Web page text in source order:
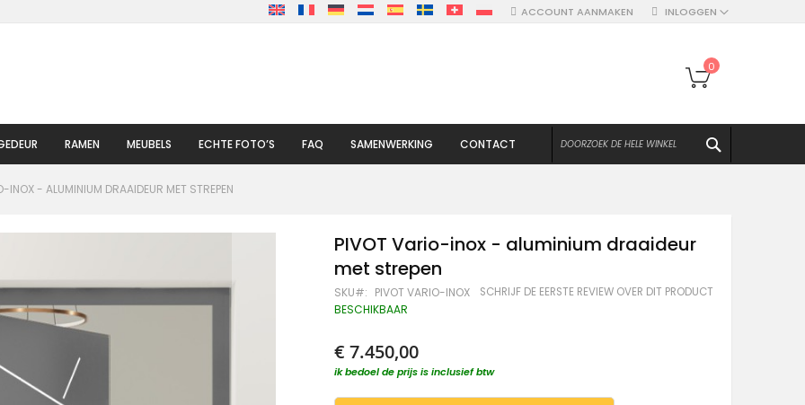
INLOGGEN
ACCOUNT AANMAKEN
Winkelwagen
0
RAMEN MEUBELS ECHTE FOTO’S FAQ SAMENWERKING CONTACT
INOX - ALUMINIUM DRAAIDEUR MET STREPEN
PIVOT Vario-inox - aluminium draaideur
met strepen
SKU PIVOT VARIO-INOX SCHRIJF DE EERSTE REVIEW OVER DIT PRODUCT
BESCHIKBAAR
€ 7.450,00
ik bedoel de prijs is inclusief btw